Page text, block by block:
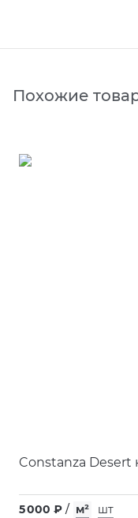
Похожие
Constanza Desert
5 000 ₽ / м² шт